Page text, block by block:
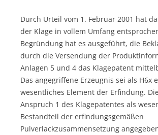
Durch Urteil vom 1. Februar 2001 hat
der Klage in vollem Umfang
Begründung hat es ausgeführt, die
durch die Versendung der
Anlagen 5 und 4 das Klagepatent
Das angegriffene Erzeugnis sei als H6x
wesentliches Element der Erfindung.
Anspruch 1 des Klagepatentes als
Bestandteil der erfindungsgemäßen
Pulverlackzusammensetzung